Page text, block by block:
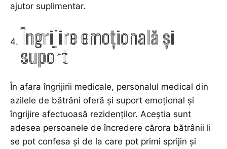
ajutor suplimentar.
Îngrijire emoțională și
suport
În afara îngrijirii medicale, personalul medical din
azilele de bătrâni oferă și suport emoțional și
îngrijire afectuoasă rezidenților. Aceștia sunt
adesea persoanele de încredere cărora bătrânii li
se pot confesa și de la care pot primi sprijin și